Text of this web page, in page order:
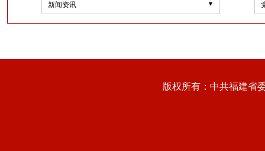
新闻资讯
版权所有：中共福建省